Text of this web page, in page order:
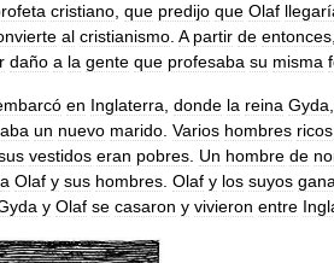
cristiano, que predijo que Olaf
al cristianismo. A partir de entonces,
daño a la gente que profesaba su misma
en Inglaterra, donde la reina Gyda,
un nuevo marido. Varios hombres ricos
vestidos eran pobres. Un hombre de
a Olaf y sus hombres. Olaf y los suyos
y Olaf se casaron y vivieron entre